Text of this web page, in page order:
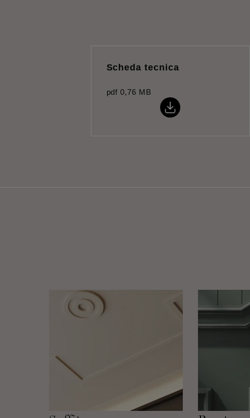
Scheda tecnica
pdf 0,76 MB